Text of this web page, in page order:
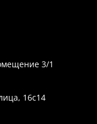
3/1
16с14